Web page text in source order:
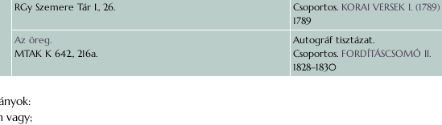
RGy Szemere Tár I., 26.
Csoportos. KORAI VERSEK I. (1789)
1789
Az öreg.
MTAK K 642., 216a.
Autográf tisztázat.
Csoportos. FORDÍTÁSCSOMÓ II.
1828–1830
vagy;